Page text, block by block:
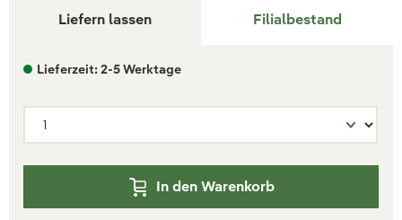
Liefern lassen Filialbestand
Lieferzeit: 2-5 Werktage
In den Warenkorb